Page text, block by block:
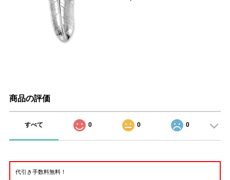
商品の評価
すべて 0 0 0
代引き手数料無料！